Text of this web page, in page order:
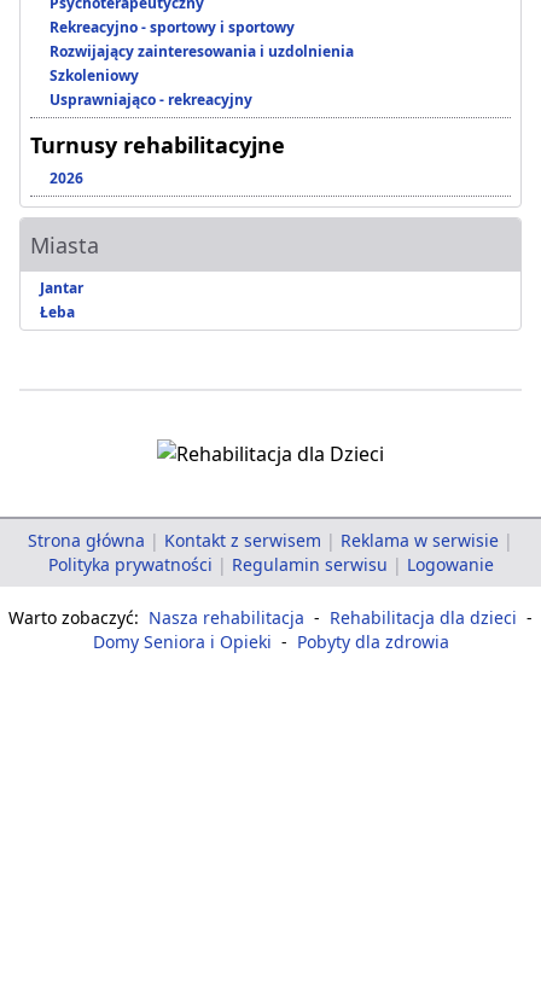
Rekreacyjno - sportowy i sportowy
Rozwijający zainteresowania i uzdolnienia
Szkoleniowy
Usprawniająco - rekreacyjny
Turnusy rehabilitacyjne
2026
Miasta
Jantar
Łeba
Strona główna | Kontakt z serwisem | Reklama w serwisie |
Polityka prywatności | Regulamin serwisu | Logowanie
Warto zobaczyć: Nasza rehabilitacja - Rehabilitacja dla dzieci -
Domy Seniora i Opieki - Pobyty dla zdrowia